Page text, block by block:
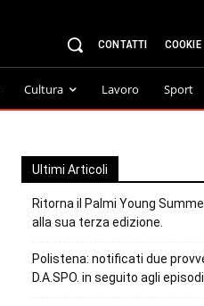
CONTATTI
Cultura Lavoro Sport
Ultimi Articoli
Ritorna il Palmi Young
alla sua terza edizione.
Polistena: notificati due
D.A.SPO. in seguito agli